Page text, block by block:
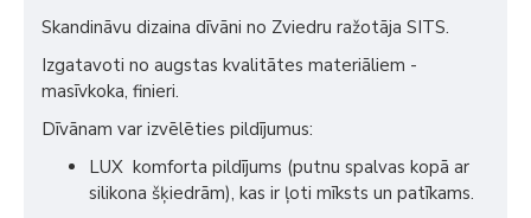
Skandināvu dizaina dīvāni no Zviedru ražotāja SITS.
Izgatavoti no augstas kvalitātes materiāliem -
masīvkoka, finieri.
Dīvānam var izvēlēties pildījumus:
LUX komforta pildījums (putnu spalvas kopā ar
silikona šķiedrām), kas ir ļoti mīksts un patīkams.